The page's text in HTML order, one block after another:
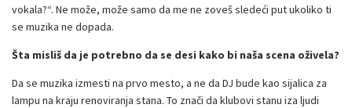
vokala?“. Ne može, može samo da me ne zoveš sledeći put ukoliko ti
se muzika ne dopada.
Šta misliš da je potrebno da se desi kako bi naša scena oživela?
Da se muzika izmesti na prvo mesto, a ne da DJ bude kao sijalica za
lampu na kraju renoviranja stana. To znači da klubovi stanu iza ljudi